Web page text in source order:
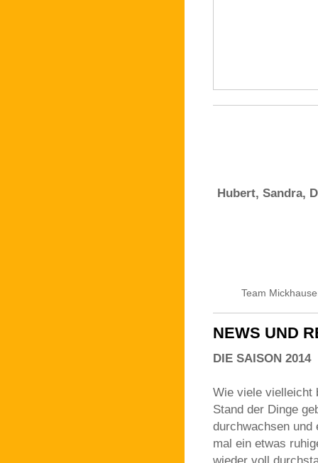
Hubert, Sandra,
Team
NEWS UND
DIE SAISON 2014
Wie viele vielleicht
Stand der Dinge
durchwachsen
mal ein etwas
wieder voll